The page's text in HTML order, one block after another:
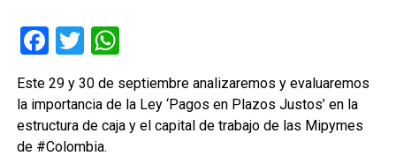
Facebook
TwitterWhatsApp
Este 29 y 30 de septiembre analizaremos y evaluaremos
la importancia de la Ley ‘Pagos en Plazos Justos’ en la
estructura de caja y el capital de trabajo de las Mipymes
de #Colombia.